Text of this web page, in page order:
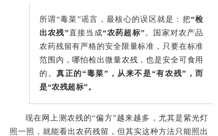
所谓“毒菜”谣言，最核心的误区就是：把“检
出农残”直接当成“农药超标”。国家对农产品
农药残留有严格的安全限量标准，只要在标准
范围内，哪怕检出微量农残，也是安全可食用
的。真正的“毒菜”，从来不是“有农残”，而
是“农残超标”。
现在网上测农残的“偏方”越来越多，尤其是紫光灯
照一照，就能看出农药残留，但其实这种方法只能照出